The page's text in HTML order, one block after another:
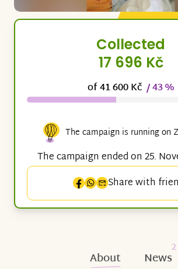
Collected
17 696 Kč
of 41 600 Kč / 43 %
The campaign is running on
The campaign ended on 25.
Share with
About News
2